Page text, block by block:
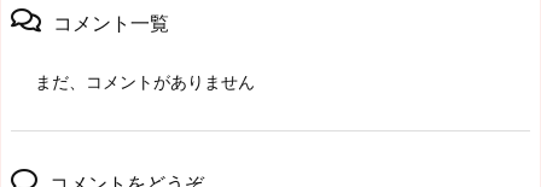
コメント一覧
まだ、コメントがありません